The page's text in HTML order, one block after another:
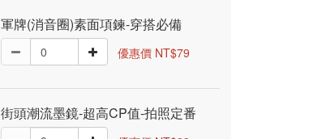
軍牌(消音圈)素面項鍊-穿搭必備
優惠價 NT$79
街頭潮流墨鏡-超高CP值-拍照定番